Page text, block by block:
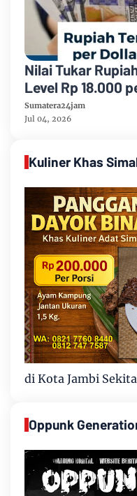
Nilai Tukar
Level Rp 18.000
Sumatera24jam
Jul 04, 2026
Kuliner Khas
di Kota Jambi
Oppunk